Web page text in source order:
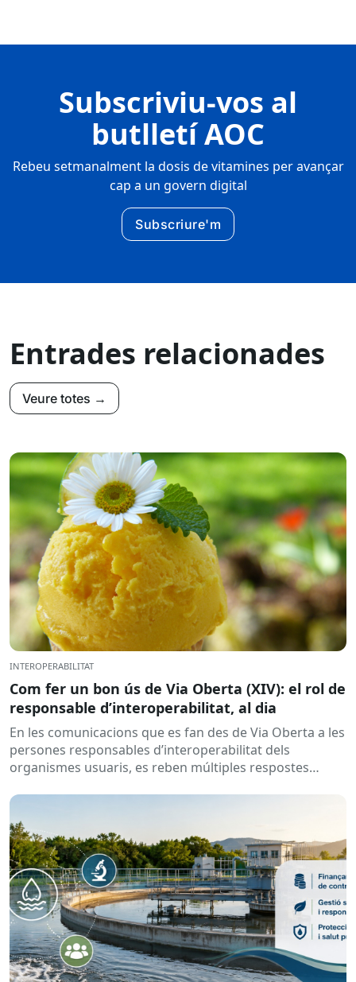
Subscriviu-vos al
butlletí AOC
Rebeu setmanalment la dosis de vitamines per avançar
cap a un govern digital
Subscriure'm
Entrades relacionades
Veure totes →
INTEROPERABILITAT
Com fer un bon ús de Via Oberta (XIV): el rol de
responsable d’interoperabilitat, al dia
En les comunicacions que es fan des de Via Oberta a les
persones responsables d’interoperabilitat dels
organismes usuaris, es reben múltiples respostes